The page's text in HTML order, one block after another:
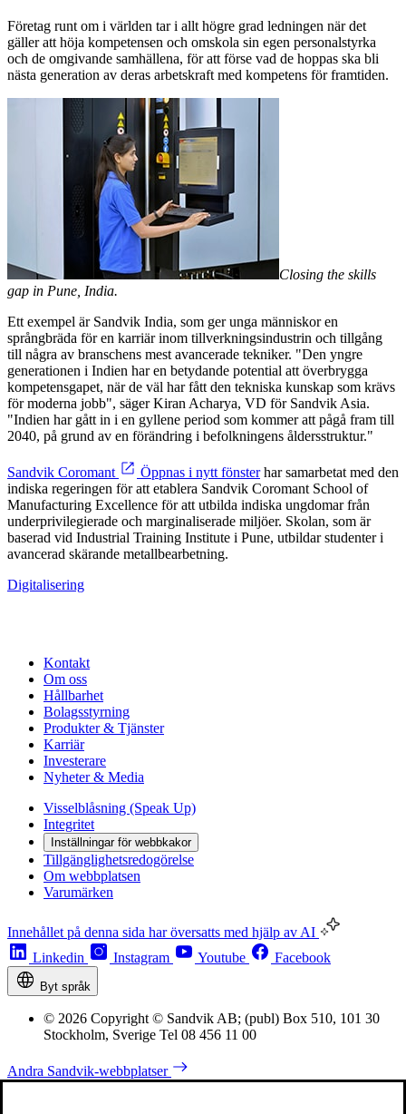
Företag runt om i världen tar i allt högre grad ledningen när det
gäller att höja kompetensen och omskola sin egen personalstyrka
och de omgivande samhällena, för att förse vad de hoppas ska bli
nästa generation av deras arbetskraft med kompetens för framtiden.
Closing the skills
gap in Pune, India.
Ett exempel är Sandvik India, som ger unga människor en
språngbräda för en karriär inom tillverkningsindustrin och tillgång
till några av branschens mest avancerade tekniker. "Den yngre
generationen i Indien har en betydande potential att överbrygga
kompetensgapet, när de väl har fått den tekniska kunskap som krävs
för moderna jobb", säger Kiran Acharya, VD för Sandvik Asia.
"Indien har gått in i en gyllene period som kommer att pågå fram till
2040, på grund av en förändring i befolkningens åldersstruktur."
Sandvik Coromant Öppnas i nytt fönsterhar samarbetat med den
indiska regeringen för att etablera Sandvik Coromant School of
Manufacturing Excellence för att utbilda indiska ungdomar från
underprivilegierade och marginaliserade miljöer. Skolan, som är
baserad vid Industrial Training Institute i Pune, utbildar studenter i
avancerad skärande metallbearbetning.
Digitalisering
Kontakt
Om oss
Hållbarhet
Bolagsstyrning
Produkter & Tjänster
Karriär
Investerare
Nyheter & Media
Visselblåsning (Speak Up)
Integritet
Inställningar för webbkakor
Tillgänglighetsredogörelse
Om webbplatsen
Varumärken
Innehållet på denna sida har översatts med hjälp av AI
Linkedin
Instagram Youtube Facebook
Byt språk
© 2026 Copyright © Sandvik AB; (publ) Box 510, 101 30
Stockholm, Sverige Tel 08 456 11 00
Andra Sandvik-webbplatser